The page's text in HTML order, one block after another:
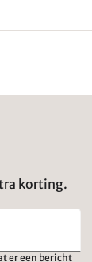
korting.
er een bericht